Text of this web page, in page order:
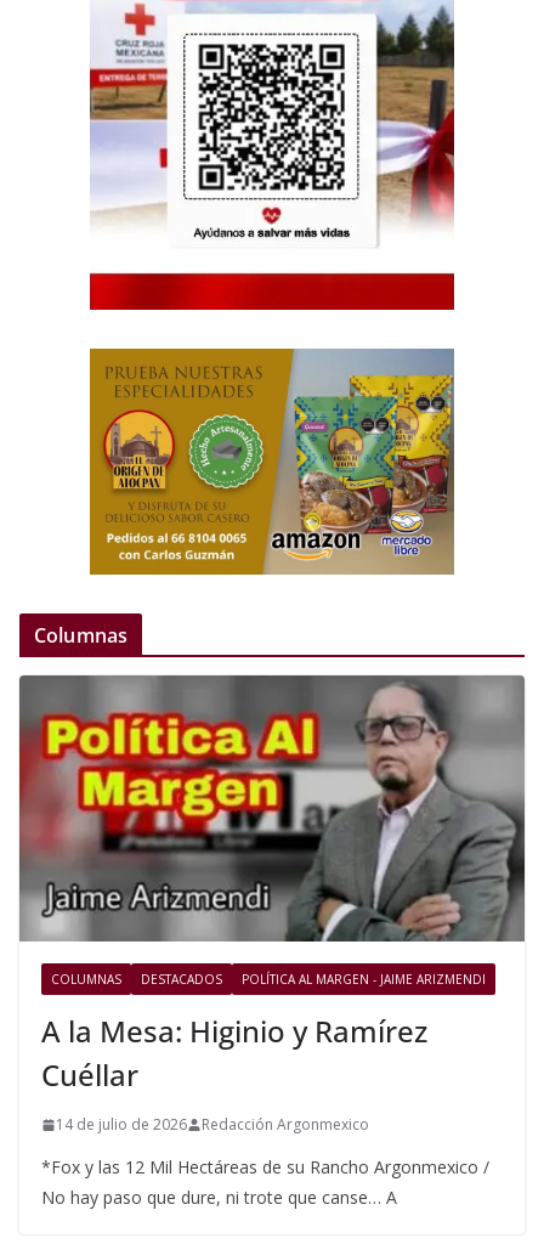
Columnas
COLUMNAS DESTACADOS POLÍTICA AL MARGEN - JAIME ARIZMENDI
A la Mesa: Higinio y Ramírez
Cuéllar
14 de julio de 2026 Redacción Argonmexico
*Fox y las 12 Mil Hectáreas de su Rancho Argonmexico /
No hay paso que dure, ni trote que canse… A